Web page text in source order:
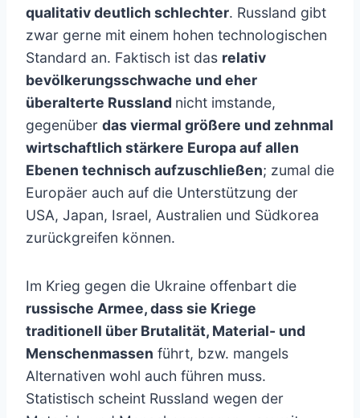
qualitativ deutlich schlechter. Russland gibt
zwar gerne mit einem hohen technologischen
Standard an. Faktisch ist das relativ
bevölkerungsschwache und eher
überalterte Russland nicht imstande,
gegenüber das viermal größere und zehnmal
wirtschaftlich stärkere Europa auf allen
Ebenen technisch aufzuschließen; zumal die
Europäer auch auf die Unterstützung der
USA, Japan, Israel, Australien und Südkorea
zurückgreifen können.
Im Krieg gegen die Ukraine offenbart die
russische Armee, dass sie Kriege
traditionell über Brutalität, Material- und
Menschenmassen führt, bzw. mangels
Alternativen wohl auch führen muss.
Statistisch scheint Russland wegen der